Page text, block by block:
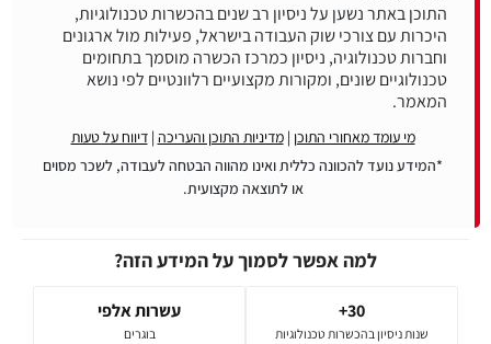
התוכן באתר נשען על ניסיון רב שנים בהכשרות טכנולוגיות,
היכרות עם צורכי שוק העבודה בישראל, פעילות מול ארגונים
וחברות טכנולוגיה, ניסיון כמרכז הכשרה מוסמך בתחומים
טכנולוגיים שונים, ומקורות מקצועיים רלוונטיים לפי נושא
המאמר.
מי עומד מאחורי התוכן |מדיניות התוכן והעריכה |דיווח על טעות
*המידע נועד להכוונה כללית ואינו מהווה הבטחה לעבודה, לשכר מסוים
או לתוצאה מקצועית.
למה אפשר לסמוך על המידע הזה?
30+
שנות ניסיון בהכשרות טכנולוגיות
עשרות אלפי
בוגרים